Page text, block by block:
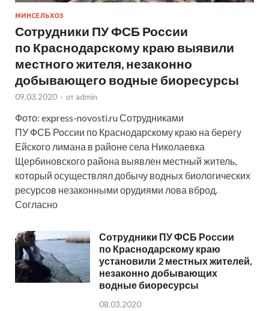
МИНСЕЛЬХОЗ
Сотрудники ПУ ФСБ России
по Краснодарскому краю выявили
местного жителя, незаконно
добывающего водные биоресурсы
09.03.2020 - от admin
Фото: express-novosti.ru Сотрудниками
ПУ ФСБ России по Краснодарскому краю на берегу
Ейского лимана в районе села Николаевка
Щербиновского района выявлен местный житель,
который осуществлял добычу водных биологических
ресурсов незаконными орудиями лова вброд.
Согласно
Сотрудники ПУ ФСБ России
по Краснодарскому краю
установили 2 местных жителей,
незаконно добывающих
водные биоресурсы
08.03.2020